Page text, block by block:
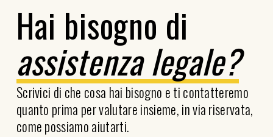
Hai bisogno di
assistenza legale?
Scrivici di che cosa hai bisogno e ti contatteremo
quanto prima per valutare insieme, in via riservata,
come possiamo aiutarti.